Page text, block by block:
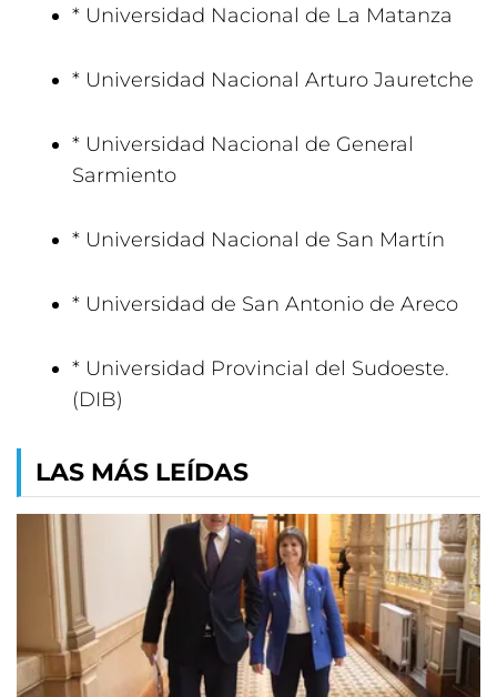
* Universidad Nacional de La Matanza
* Universidad Nacional Arturo Jauretche
* Universidad Nacional de General
Sarmiento
* Universidad Nacional de San Martín
* Universidad de San Antonio de Areco
* Universidad Provincial del Sudoeste.
(DIB)
LAS MÁS LEÍDAS